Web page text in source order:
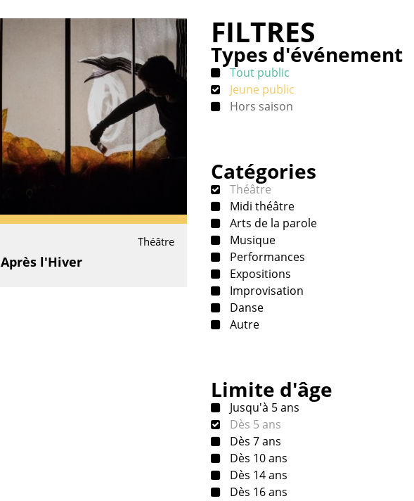
Théâtre
Après l'Hiver
FILTRES
Types d'événement
Tout public
Jeune public
Hors saison
Catégories
Théâtre
Midi théâtre
Arts de la parole
Musique
Performances
Expositions
Improvisation
Danse
Autre
Limite d'âge
Jusqu'à 5 ans
Dès 5 ans
Dès 7 ans
Dès 10 ans
Dès 14 ans
Dès 16 ans